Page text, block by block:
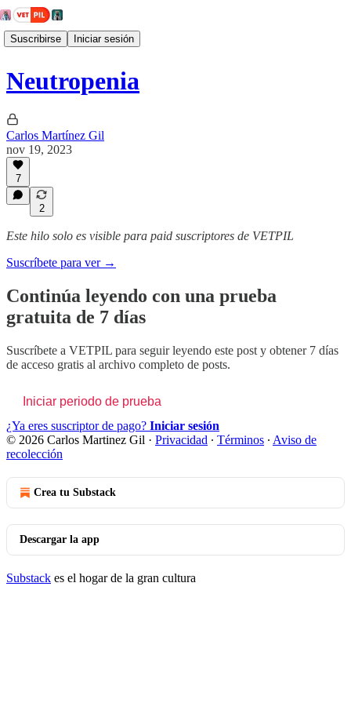
Suscribirse Iniciar sesión
Neutropenia
Carlos Martínez Gil
nov 19, 2023
7
2
Este hilo solo es visible para paid suscriptores de VETPIL
Suscríbete para ver →
Continúa leyendo con una prueba
gratuita de 7 días
Suscríbete a VETPIL para seguir leyendo este post y obtener 7 días
de acceso gratis al archivo completo de posts.
Iniciar periodo de prueba
¿Ya eres suscriptor de pago? Iniciar sesión
© 2026 Carlos Martinez Gil · Privacidad ∙ Términos ∙ Aviso de
recolección
Crea tu Substack
Descargar la app
Substack es el hogar de la gran cultura